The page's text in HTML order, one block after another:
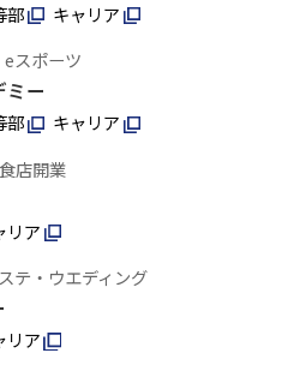
部
キャリア
スポーツ
ミー
部
キャリア
店開業
リア
テ・ウエディング
リア